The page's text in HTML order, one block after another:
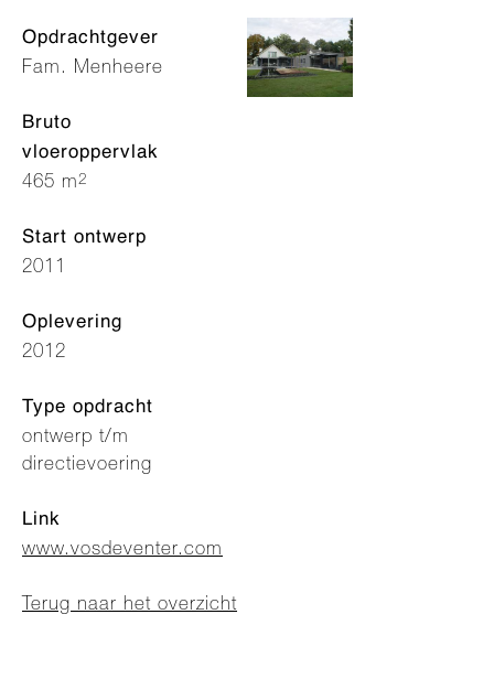
Opdrachtgever
Fam. Menheere
Bruto
vloeroppervlak
465 m2
Start ontwerp
2011
Oplevering
2012
Type opdracht
ontwerp t/m
directievoering
Link
www.vosdeventer.com
Terug naar het overzicht